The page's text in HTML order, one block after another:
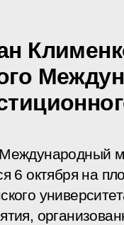
6 октября на